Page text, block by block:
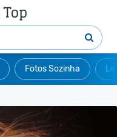
Fotos Sozinha